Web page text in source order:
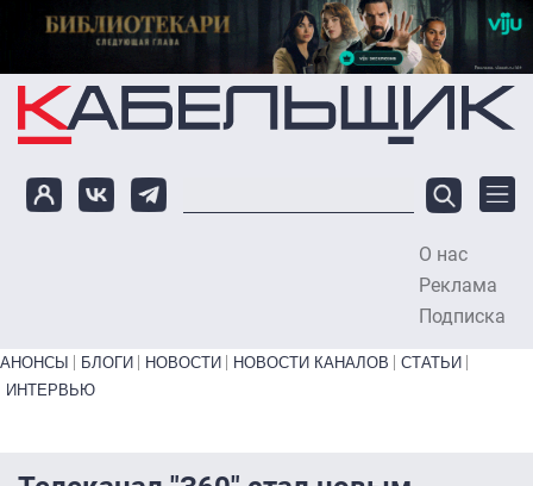
Перейти к основному содержанию
О нас
Реклама
Подписка
Primary links bottom
АНОНСЫ БЛОГИ НОВОСТИ НОВОСТИ КАНАЛОВ
СТАТЬИ
ИНТЕРВЬЮ